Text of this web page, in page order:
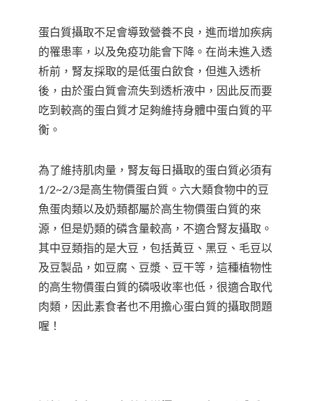
蛋白質攝取不足會導致營養不良，進而增加疾病
的罹患率，以及免疫功能會下降。在尚未進入透
析前，腎友採取的是低蛋白飲食，但進入透析
後，由於蛋白質會流失到透析液中，因此反而要
吃到較高的蛋白質才足夠維持身體中蛋白質的平
衡。
為了維持肌肉量，腎友每日攝取的蛋白質必須有
1/2~2/3是高生物價蛋白質。六大類食物中的豆
魚蛋肉類以及奶類都屬於高生物價蛋白質的來
源，但是奶類的磷含量較高，不適合腎友攝取。
其中豆類指的是大豆，包括黃豆、黑豆、毛豆以
及豆製品，如豆腐、豆漿、豆干等，這種植物性
的高生物價蛋白質的磷吸收率也低，很適合取代
肉類，因此素食者也不用擔心蛋白質的攝取問題
喔！